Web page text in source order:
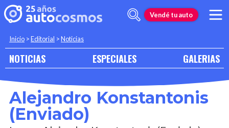
Vendé tu auto
Inicio >Editorial >Noticias
NOTICIAS ESPECIALES GALERIAS
Alejandro Konstantonis
(Enviado)